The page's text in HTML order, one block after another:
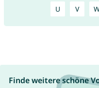
U V
Finde weitere schöne